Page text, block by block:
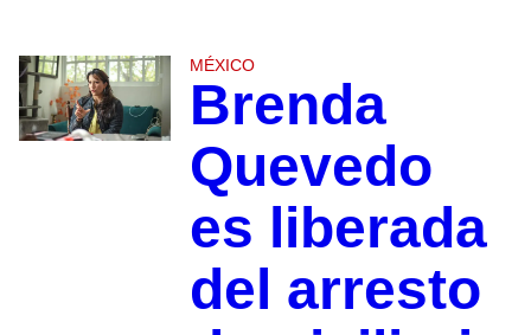
MÉXICO
Brenda
Quevedo
es liberada
del arresto